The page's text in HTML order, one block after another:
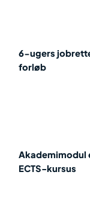
6-ugers
forløb
Akademimodul
ECTS-kursus